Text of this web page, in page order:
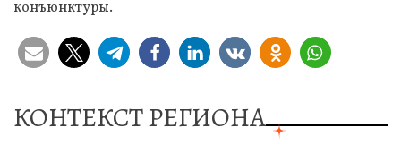
конъюнктуры.
КОНТЕКСТ РЕГИОНА